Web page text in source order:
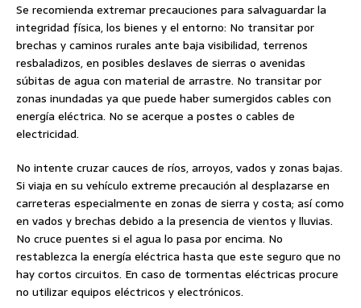
Se recomienda extremar precauciones para salvaguardar la
integridad física, los bienes y el entorno: No transitar por
brechas y caminos rurales ante baja visibilidad, terrenos
resbaladizos, en posibles deslaves de sierras o avenidas
súbitas de agua con material de arrastre. No transitar por
zonas inundadas ya que puede haber sumergidos cables con
energía eléctrica. No se acerque a postes o cables de
electricidad.
No intente cruzar cauces de ríos, arroyos, vados y zonas bajas.
Si viaja en su vehículo extreme precaución al desplazarse en
carreteras especialmente en zonas de sierra y costa; así como
en vados y brechas debido a la presencia de vientos y lluvias.
No cruce puentes si el agua lo pasa por encima. No
restablezca la energía eléctrica hasta que este seguro que no
hay cortos circuitos. En caso de tormentas eléctricas procure
no utilizar equipos eléctricos y electrónicos.